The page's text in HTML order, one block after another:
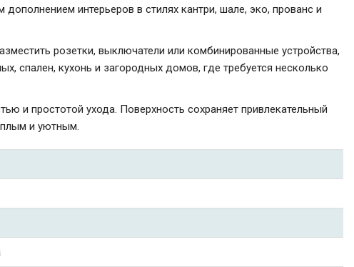
интерьеров в стилях кантри, шале, эко, прованс и
розетки, выключатели или комбинированные устройства,
спален, кухонь и загородных домов, где требуется несколько
и простотой ухода. Поверхность сохраняет привлекательный
и уютным.